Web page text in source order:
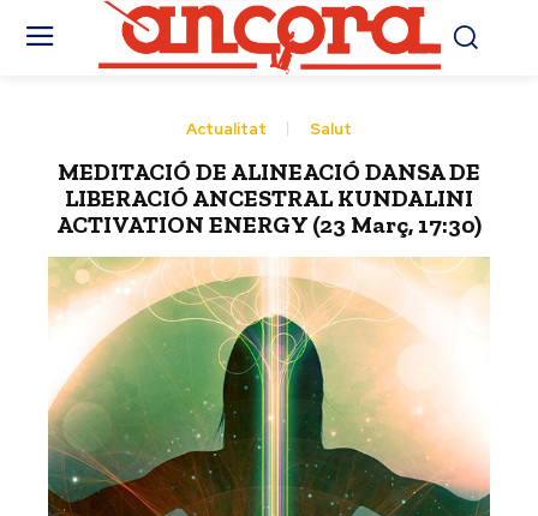
Actualitat Salut
MEDITACIÓ DE ALINEACIÓ DANSA DE
LIBERACIÓ ANCESTRAL KUNDALINI
ACTIVATION ENERGY (23 Març, 17:30)